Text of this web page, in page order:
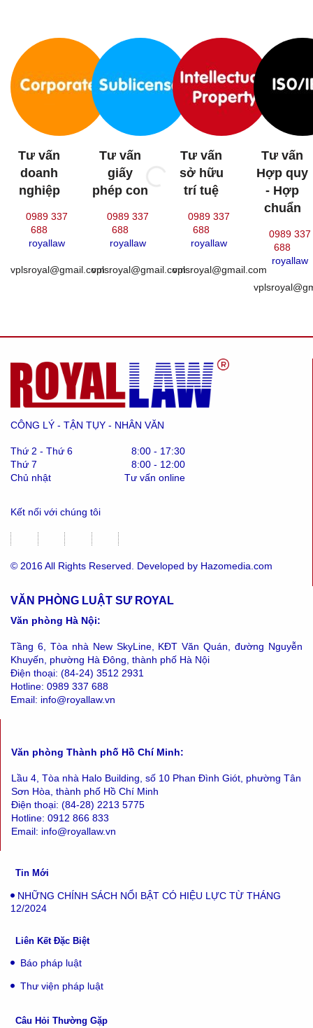
Tư vấn
doanh
nghiệp
0989 337
688
royallaw
vplsroyal@gmail.com
Tư vấn
giấy
phép con
0989 337
688
royallaw
vplsroyal@gmail.com
Tư vấn
sở hữu
trí tuệ
0989 337
688
royallaw
vplsroyal@gmail.com
Tư vấn
Hợp quy
- Hợp
chuẩn
0989 337
688
royallaw
CÔNG LÝ - TẬN TỤY - NHÂN VĂN
Thứ 2 - Thứ 6
8:00 - 17:30
Thứ 7
8:00 - 12:00
Chủ nhật
Tư vấn online
Kết nối với chúng tôi
© 2016 All Rights Reserved. Developed by Hazomedia.com
VĂN PHÒNG LUẬT SƯ ROYAL
Văn phòng Hà Nội:
Tầng 6, Tòa nhà New SkyLine, KĐT Văn Quán, đường Nguyễn
Khuyến, phường Hà Đông, thành phố Hà Nội
Điện thoại: (84-24) 3512 2931
Hotline: 0989 337 688
Email: info@royallaw.vn
Văn phòng Thành phố Hồ Chí Minh:
Lầu 4, Tòa nhà Halo Building, số 10 Phan Đình Giót, phường Tân
Sơn Hòa, thành phố Hồ Chí Minh
Điện thoại: (84-28) 2213 5775
Hotline: 0912 866 833
Email: info@royallaw.vn
Tin Mới
NHỮNG CHÍNH SÁCH NỔI BẬT CÓ HIỆU LỰC TỪ THÁNG
12/2024
Liên Kết Đặc Biệt
Báo pháp luật
Thư viện pháp luật
Câu Hỏi Thường Gặp